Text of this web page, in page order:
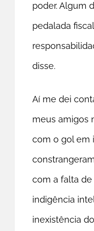
poder. Algum
pedalada
disse.
Aí me dei
meus amigos
com o gol em
com a falta
indigência
inexistência